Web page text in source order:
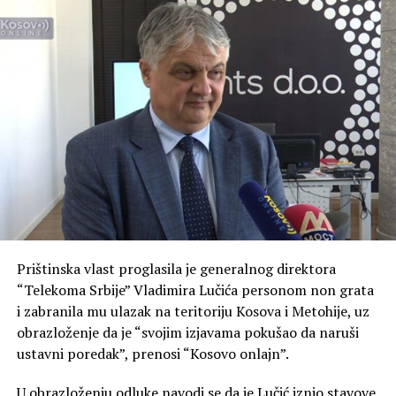
Prištinska vlast proglasila je generalnog direktora
“Telekoma Srbije” Vladimira Lučića personom non grata
i zabranila mu ulazak na teritoriju Kosova i Metohije, uz
obrazloženje da je “svojim izjavama pokušao da naruši
ustavni poredak”, prenosi “Kosovo onlajn”.
U obrazloženju odluke navodi se da je Lučić iznio stavove